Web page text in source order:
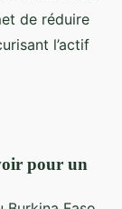
de réduire
l’actif
pour un